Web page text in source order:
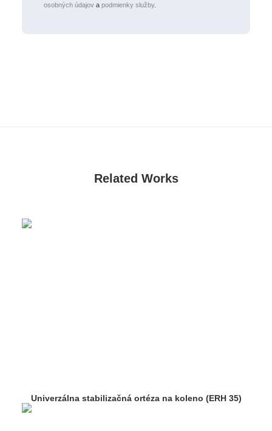
osobných údajov a podmienky služby.
Related Works
Univerzálna stabilizačná ortéza na koleno (ERH 35)